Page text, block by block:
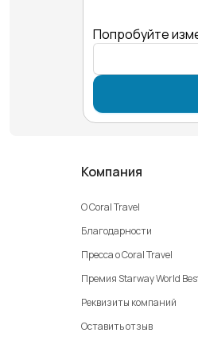
Попробуйте
Компания
О Coral Travel
Благодарности
Пресса о Coral Travel
Премия Starway World
Реквизиты компаний
Оставить отзыв